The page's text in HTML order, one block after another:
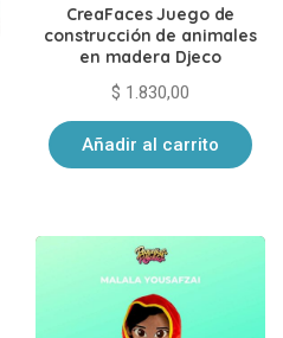
CreaFaces Juego de
construcción de animales
en madera Djeco
$ 1.830,00
Añadir al carrito